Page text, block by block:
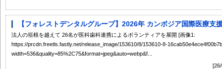
【フォレストデンタルグループ】2026年 カンボジア国際医療支
法人の垣根を越えて 26名が医科歯科連携によるボランティアを展開 [画像1:
https://prcdn.freetls.fastly.net/release_image/153610/8/153610-8-
width=536&quality=85%2C75&format=jpeg&auto=webp&f...